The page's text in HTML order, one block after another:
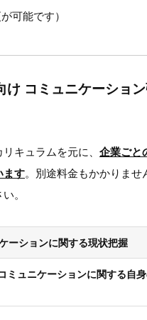
可能です）
け コミュニケーショ
キュラムを元に、 企業ごと
ます。別途料金もかかりませ
。
ーションに関する現状把握
ミュニケーションに関する自